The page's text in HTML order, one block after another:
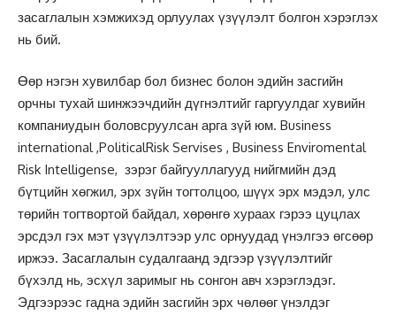
засаглалын хэмжихэд орлуулах үзүүлэлт болгон хэрэглэх
нь бий.
Өөр нэгэн хувилбар бол бизнес болон эдийн засгийн
орчны тухай шинжээчдийн дүгнэлтийг гаргуулдаг хувийн
компаниудын боловсруулсан арга зүй юм. Business
international ,PoliticalRisk Servises , Business Enviromental
Risk Intelligense, зэрэг байгууллагууд нийгмийн дэд
бүтцийн хөгжил, эрх зүйн тогтолцоо, шүүх эрх мэдэл, улс
төрийн тогтвортой байдал, хөрөнгө хураах гэрээ цуцлах
эрсдэл гэх мэт үзүүлэлтээр улс орнуудад үнэлгээ өгсөөр
иржээ. Засаглалын судалгаанд эдгээр үзүүлэлтийг
бүхэлд нь, эсхүл заримыг нь сонгон авч хэрэглэдэг.
Эдгээрээс гадна эдийн засгийн эрх чөлөөг үнэлдэг